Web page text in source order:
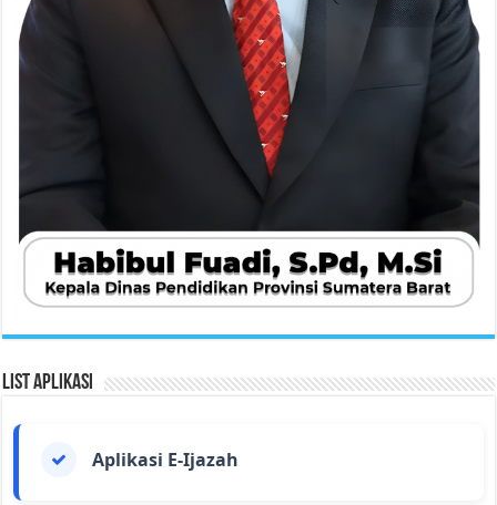
List Aplikasi
Aplikasi E-Ijazah